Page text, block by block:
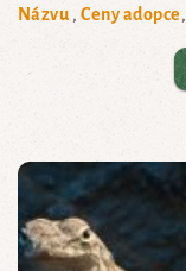
Názvu
Ceny adopce